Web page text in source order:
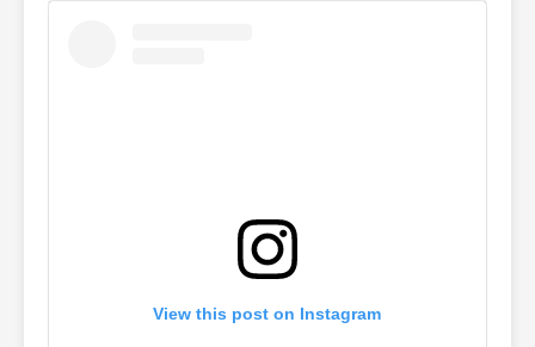
View this post on Instagram